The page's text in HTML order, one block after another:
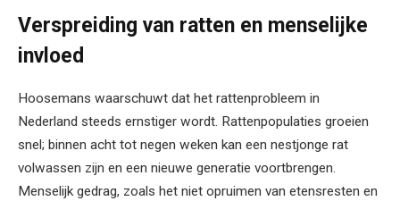
Verspreiding van ratten en menselijke
invloed
Hoosemans waarschuwt dat het rattenprobleem in
Nederland steeds ernstiger wordt. Rattenpopulaties groeien
snel; binnen acht tot negen weken kan een nestjonge rat
volwassen zijn en een nieuwe generatie voortbrengen.
Menselijk gedrag, zoals het niet opruimen van etensresten en